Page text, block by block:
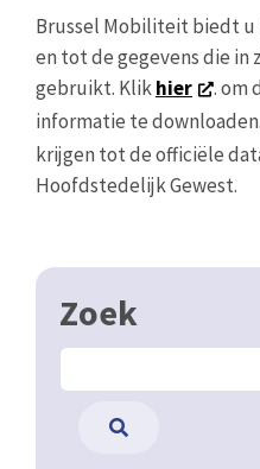
Brussel Mobiliteit biedt u
en tot de gegevens die in
gebruikt. Klikhier
. om
informatie te
krijgen tot de officiële
Hoofdstedelijk Gewest.
Zoek